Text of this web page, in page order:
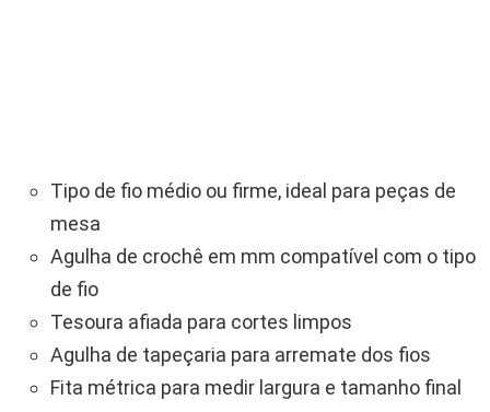
Tipo de fio médio ou firme, ideal para peças de
mesa
Agulha de crochê em mm compatível com o tipo
de fio
Tesoura afiada para cortes limpos
Agulha de tapeçaria para arremate dos fios
Fita métrica para medir largura e tamanho final